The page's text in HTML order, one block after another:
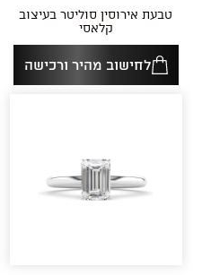
טבעת אירוסין סוליטר בעיצוב
קלאסי
לחישוב מהיר ורכישה